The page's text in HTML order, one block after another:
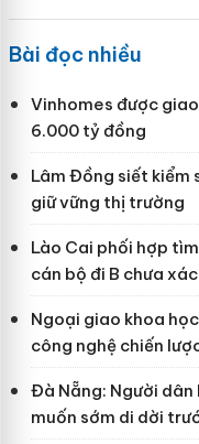
Bài đọc nhiều
Vinhomes được
6.000 tỷ đồng
Lâm Đồng siết kiểm
giữ vững thị trường
Lào Cai phối hợp
cán bộ đi B chưa
Ngoại giao khoa
công nghệ chiến
Đà Nẵng: Người dân
muốn sớm di dời